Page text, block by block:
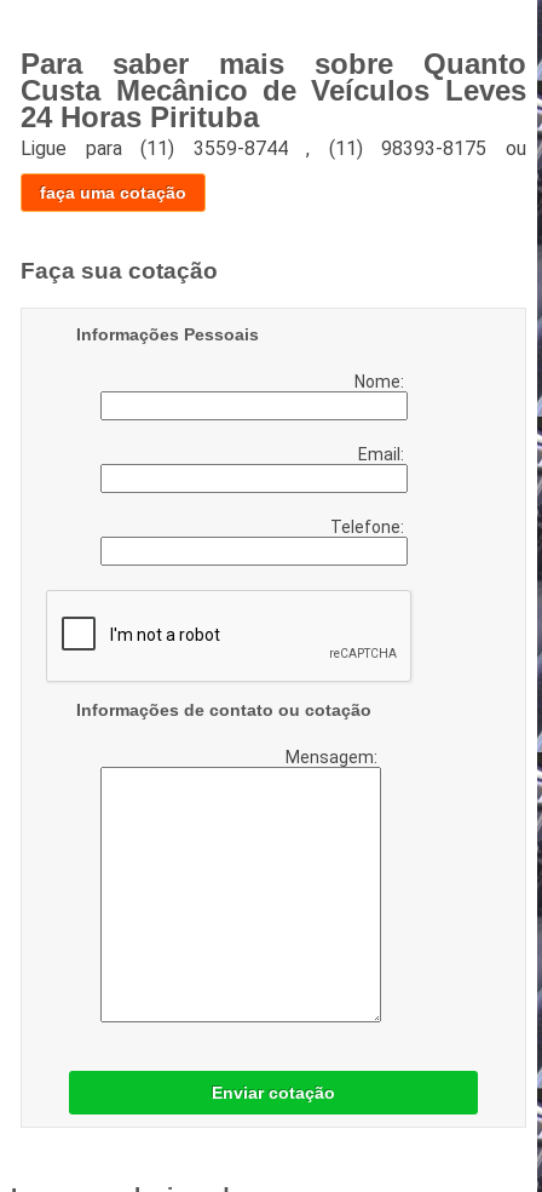
Para saber mais sobre Quanto
Custa Mecânico de Veículos Leves
24 Horas Pirituba
Ligue para(11) 3559-8744 , (11) 98393-8175 ou
faça uma cotação
Faça sua cotação
Informações Pessoais
Nome:
Email:
Telefone:
Informações de contato ou cotação
Mensagem:
Enviar cotação